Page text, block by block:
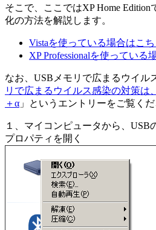
そこで、ここではXP Home
化の方法を解説します。
Vistaを使っている場合はこち
XP Professionalを使っている
なお、USBメモリで広まるウイル
リで広まるウイルス感染の対策は
＋α 」というエントリーをご覧くだ
１、マイコンピュータから、USB
プロパティを開く